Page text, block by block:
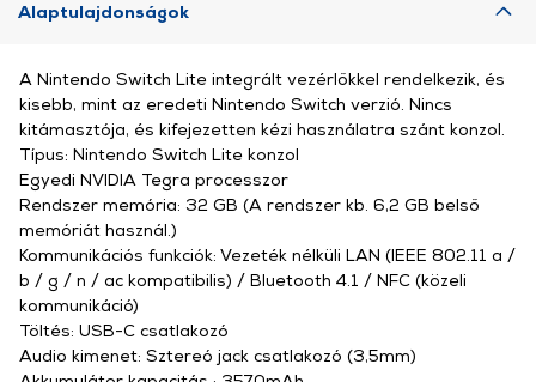
Alaptulajdonságok
A Nintendo Switch Lite integrált vezérlőkkel rendelkezik, és
kisebb, mint az eredeti Nintendo Switch verzió. Nincs
kitámasztója, és kifejezetten kézi használatra szánt konzol.
Típus: Nintendo Switch Lite konzol
Egyedi NVIDIA Tegra processzor
Rendszer memória: 32 GB (A rendszer kb. 6,2 GB belső
memóriát használ.)
Kommunikációs funkciók: Vezeték nélküli LAN (IEEE 802.11 a /
b / g / n / ac kompatibilis) / Bluetooth 4.1 / NFC (közeli
kommunikáció)
Töltés: USB-C csatlakozó
Audio kimenet: Sztereó jack csatlakozó (3,5mm)